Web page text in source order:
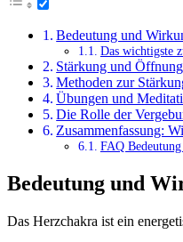
Bedeutung und
Das wichtigste
Stärkung und
Methoden zur
Übungen und
Die Rolle der
Zusammenfassung:
FAQ
Bedeutung und
Das Herzchakra ist ein